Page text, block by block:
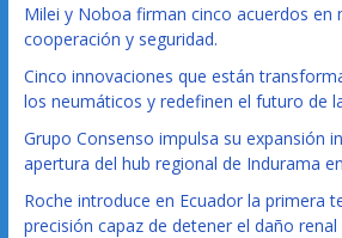
Milei y Noboa firman cinco acuerdos en
cooperación y seguridad.
Cinco innovaciones que están
los neumáticos y redefinen el futuro de
Grupo Consenso impulsa su expansión
apertura del hub regional de Indurama
Roche introduce en Ecuador la primera
precisión capaz de detener el daño